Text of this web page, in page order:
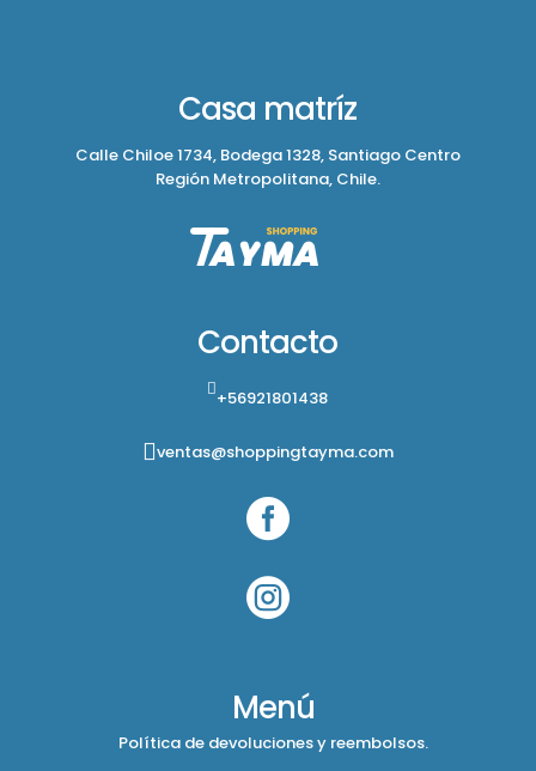
Casa matríz
Calle Chiloe 1734, Bodega 1328, Santiago Centro
Región Metropolitana, Chile.
Contacto
+56921801438
ventas@shoppingtayma.com


Menú
Política de devoluciones y reembolsos.